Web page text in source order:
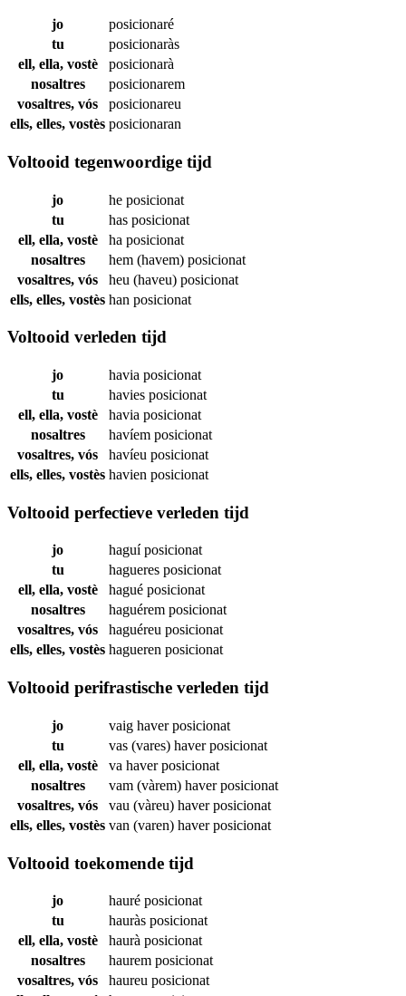
jo
posicionaré
tu
posicionaràs
ell, ella, vostè
posicionarà
nosaltres
posicionarem
vosaltres, vós
posicionareu
ells, elles, vostès posicionaran
Voltooid tegenwoordige tijd
jo he posicionat
tu
has posicionat
ell, ella, vostè
ha posicionat
nosaltres
hem (havem) posicionat
vosaltres, vós
heu (haveu) posicionat
ells, elles, vostès han posicionat
Voltooid verleden tijd
jo havia posicionat
tu
havies posicionat
ell, ella, vostè
havia posicionat
nosaltres
havíem posicionat
vosaltres, vós
havíeu posicionat
ells, elles, vostès havien posicionat
Voltooid perfectieve verleden tijd
jo haguíposicionat
tu
hagueres posicionat
ell, ella, vostè
hagué posicionat
nosaltres
haguérem posicionat
vosaltres, vós
haguéreu posicionat
ells, elles, vostès hagueren posicionat
Voltooid perifrastische verleden tijd
jo vaig haverposicionat
tu
vas (vares) haverposicionat
ell, ella, vostè
va haverposicionat
nosaltres
vam (vàrem) haverposicionat
vosaltres, vós
vau (vàreu) haverposicionat
ells, elles, vostès van (varen) haverposicionat
Voltooid toekomende tijd
jo hauré posicionat
tu
hauràs posicionat
ell, ella, vostè
haurà posicionat
nosaltres
haurem posicionat
vosaltres, vós
haureu posicionat